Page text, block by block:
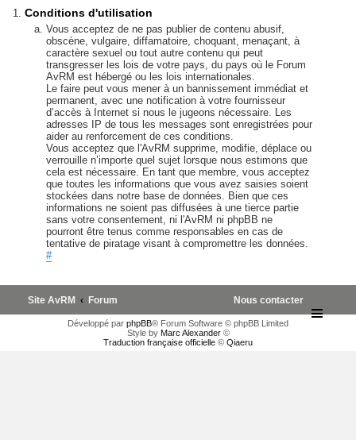
Conditions d'utilisation
Vous acceptez de ne pas publier de contenu abusif,
obscène, vulgaire, diffamatoire, choquant, menaçant, à
caractère sexuel ou tout autre contenu qui peut
transgresser les lois de votre pays, du pays où le Forum
AvRM est hébergé ou les lois internationales.
Le faire peut vous mener à un bannissement immédiat et
permanent, avec une notification à votre fournisseur
d’accès à Internet si nous le jugeons nécessaire. Les
adresses IP de tous les messages sont enregistrées pour
aider au renforcement de ces conditions.
Vous acceptez que l'AvRM supprime, modifie, déplace ou
verrouille n’importe quel sujet lorsque nous estimons que
cela est nécessaire. En tant que membre, vous acceptez
que toutes les informations que vous avez saisies soient
stockées dans notre base de données. Bien que ces
informations ne soient pas diffusées à une tierce partie
sans votre consentement, ni l'AvRM ni phpBB ne
pourront être tenus comme responsables en cas de
tentative de piratage visant à compromettre les données.
#
Site AvRM Forum Nous contacter
Développé par phpBB® Forum Software © phpBB Limited
Style by Marc Alexander©
Traduction française officielle © Qiaeru